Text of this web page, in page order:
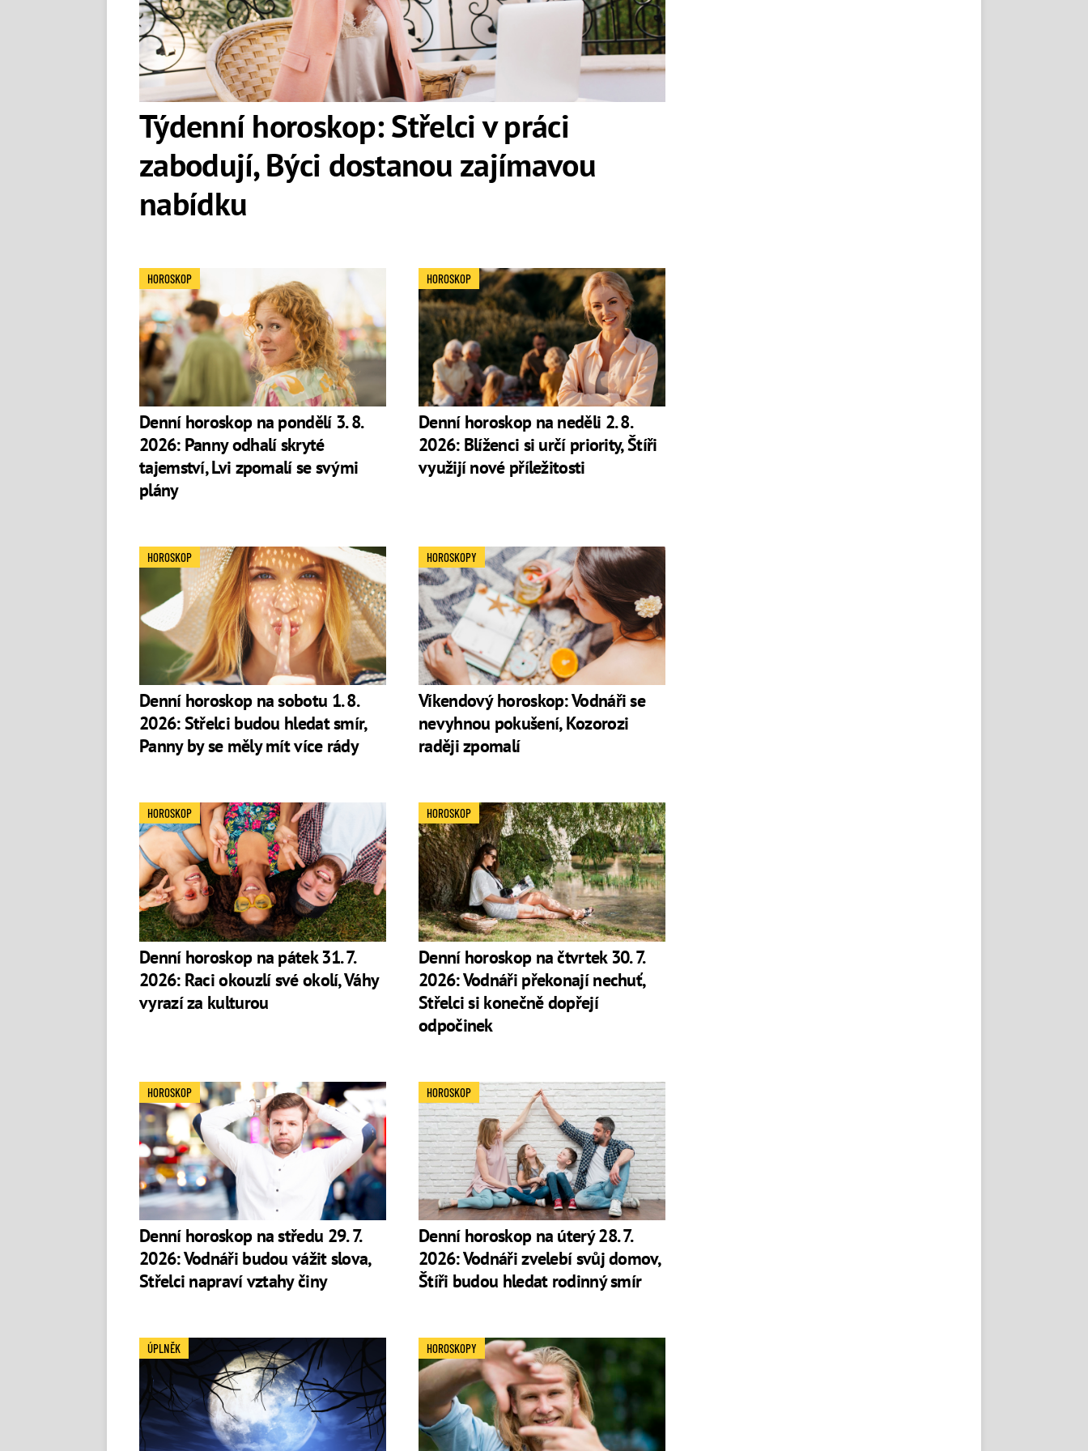
Lady Gaga(1986)
Ester Ledecká(1995)
Týdenní horoskop: Střelci v práci
zabodují, Býci dostanou zajímavou
nabídku
Denní horoskop na pondělí 3. 8.
2026: Panny odhalí skryté
tajemství, Lvi zpomalí se svými
plány
HOROSKOP
Denní horoskop na neděli 2. 8.
2026: Blíženci si určí priority, Štíři
využijí nové příležitosti
HOROSKOP
Denní horoskop na sobotu 1. 8.
2026: Střelci budou hledat smír,
Panny by se měly mít více rády
HOROSKOP
Víkendový horoskop: Vodnáři se
nevyhnou pokušení, Kozorozi
raději zpomalí
HOROSKOPY
Denní horoskop na pátek 31. 7.
2026: Raci okouzlí své okolí, Váhy
vyrazí za kulturou
HOROSKOP
Denní horoskop na čtvrtek 30. 7.
2026: Vodnáři překonají nechuť,
Střelci si konečně dopřejí
odpočinek
HOROSKOP
Denní horoskop na středu 29. 7.
2026: Vodnáři budou vážit slova,
Střelci napraví vztahy činy
HOROSKOP
Denní horoskop na úterý 28. 7.
2026: Vodnáři zvelebí svůj domov,
Štíři budou hledat rodinný smír
HOROSKOP
ÚPLNĚK HOROSKOPY